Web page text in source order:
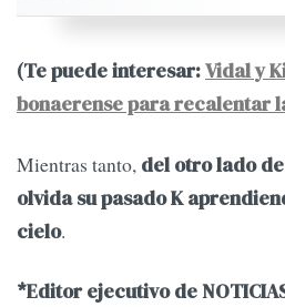
(Te puede interesar:Vidal y
bonaerense para recalentar
Mientras tanto, del otro lado
olvida su pasado K
cielo.
*Editor ejecutivo de